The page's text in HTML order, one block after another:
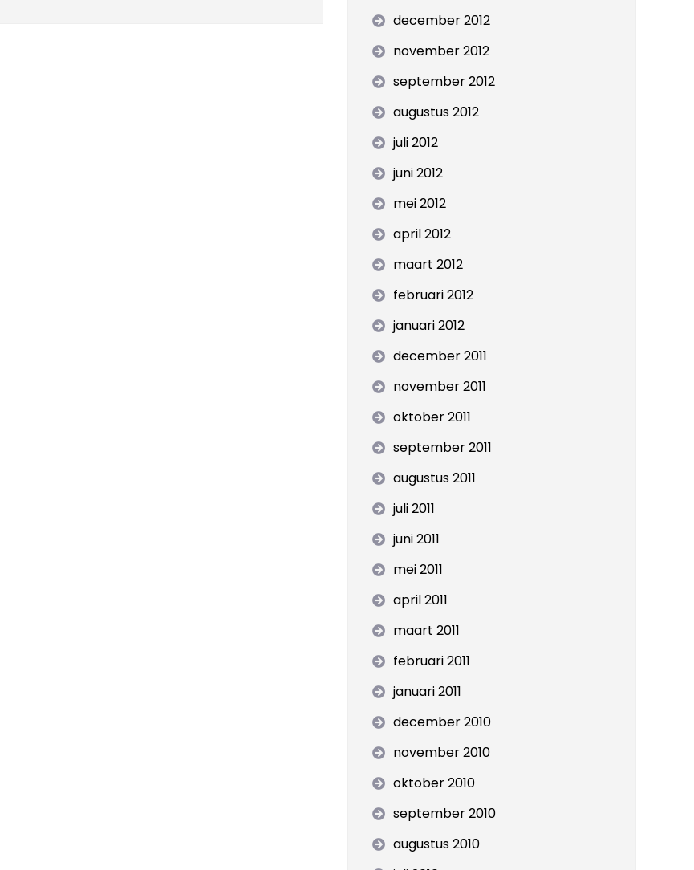
december 2012
november 2012
september 2012
augustus 2012
juli 2012
juni 2012
mei 2012
april 2012
maart 2012
februari 2012
januari 2012
december 2011
november 2011
oktober 2011
september 2011
augustus 2011
juli 2011
juni 2011
mei 2011
april 2011
maart 2011
februari 2011
januari 2011
december 2010
november 2010
oktober 2010
september 2010
augustus 2010